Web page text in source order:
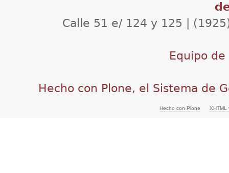
Calle 51 e/ 124 y 125 |
Equipo
Hecho con Plone, el Sistema de
Hecho con Plone XHTML